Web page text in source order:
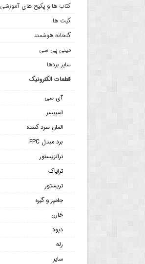
کتاب ها و پکیج های آموزشی
کیت ها
گلخانه هوشمند
مینی پی سی
سایر بردها
قطعات الکترونیک
آی سی
اسپیسر
المان سرد کننده
برد مبدل FPC
ترانزیستور
ترایاک
تریستور
جامپر و گیره
خازن
دیود
رله
سایر